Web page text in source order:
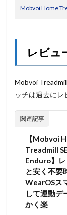
Mobvoi Home
レビュ
Mobvoi
ッチは過去にレ
関連記事
【Mobvoi
Treadmill
Enduro】レ
と安く不要
WearOSス
して運動デ
かく楽